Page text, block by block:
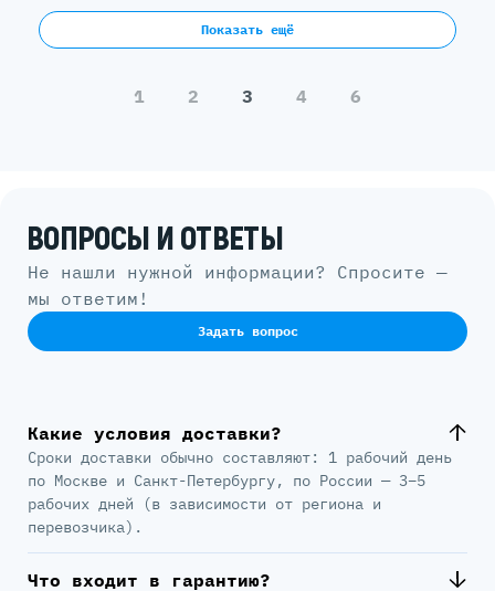
Показать ещё
1 2 3 4 6
ВОПРОСЫ И ОТВЕТЫ
Не нашли нужной информации? Спросите —
мы ответим!
Задать вопрос
Какие условия доставки?
Сроки доставки обычно составляют: 1 рабочий день
по Москве и Санкт-Петербургу, по России — 3–5
рабочих дней (в зависимости от региона и
перевозчика).
Что входит в гарантию?